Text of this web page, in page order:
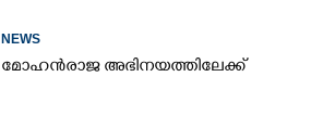
NEWS
മോഹൻരാജ അഭിനയത്തിലേക്ക്